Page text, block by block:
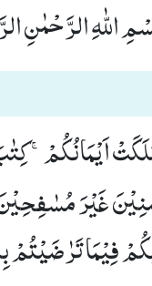
اللّٰهِ الرَّحْمٰنِ
اَیْمَانُكُمْۚ-
غَیْرَ
فِیْمَا تَرٰضَیْتُمْ